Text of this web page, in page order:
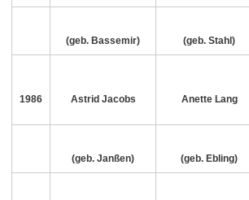
(geb. Bassemir) (geb. Stahl)
1986 Astrid Jacobs Anette Lang
(geb. Janßen) (geb. Ebling)